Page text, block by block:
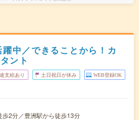
中／できることから！カ
ント
支給あり 土日祝日が休み WEB登録OK
歩2分／豊洲駅から徒歩13分